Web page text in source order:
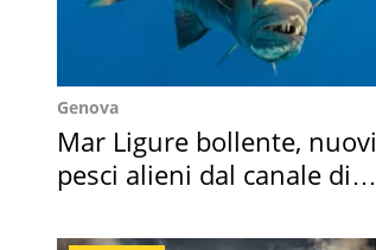
Genova
Mar Ligure bollente, nuovi
pesci alieni dal canale di